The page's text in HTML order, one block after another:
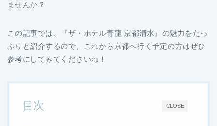
ませんか？
この記事では、『ザ・ホテル青龍 京都清水』の魅力をたっ
ぷりと紹介するので、これから京都へ行く予定の方はぜひ
参考にしてみてくださいね！
CLOSE
目次